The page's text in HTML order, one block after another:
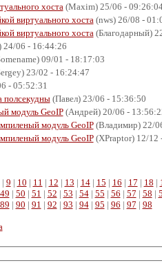
хоста (Maxim) 25/06 -
виртуального хоста (nws) 26/08 -
виртуального хоста (Благодарный)
24/06 - 16:44:26
09/01 - 18:17:03
23/02 - 16:24:47
- 05:52:31
полсекудны(Павел) 23/06 - 15:36:50
модуль GeoIP(Андрей) 20/06 -
модуль GeoIP(Владимир) 22/
модуль GeoIP(XPraptor) 12/12
| 9 | 10 | 11 | 12 | 13 | 14| 15 | 16 | 17 | 18 |
49 | 50 | 51 | 52 | 53 | 54| 55 | 56 | 57 | 58 |
89 | 90 | 91 | 92 | 93 | 94| 95 | 96 | 97 | 98